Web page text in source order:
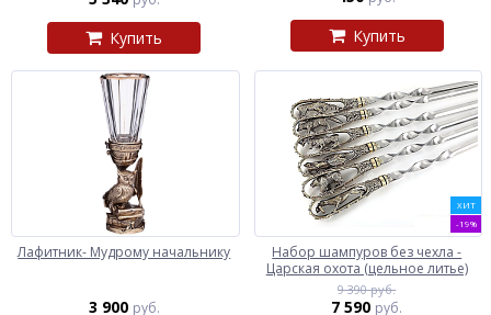
Купить Купить
Лафитник- Мудрому начальнику
3 900 руб.
ХИТ
-19%
Набор шампуров без чехла -
Царская охота (цельное литье)
9 390 руб.
7 590 руб.